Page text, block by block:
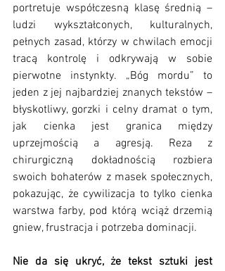
portretuje współczesną klasę średnią –
ludzi wykształconych, kulturalnych,
pełnych zasad, którzy w chwilach emocji
tracą kontrolę i odkrywają w sobie
pierwotne instynkty. „Bóg mordu” to
jeden z jej najbardziej znanych tekstów –
błyskotliwy, gorzki i celny dramat o tym,
jak cienka jest granica między
uprzejmością a agresją. Reza z
chirurgiczną dokładnością rozbiera
swoich bohaterów z masek społecznych,
pokazując, że cywilizacja to tylko cienka
warstwa farby, pod którą wciąż drzemią
gniew, frustracja i potrzeba dominacji.
Nie da się ukryć, że tekst sztuki jest